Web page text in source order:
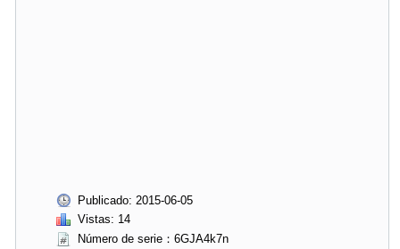
Publicado: 2015-06-05
Vistas: 14
Número de serie：6GJA4k7n